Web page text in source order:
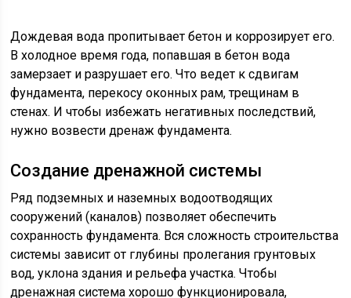
Дождевая вода пропитывает бетон и коррозирует его.
В холодное время года, попавшая в бетон вода
замерзает и разрушает его. Что ведет к сдвигам
фундамента, перекосу оконных рам, трещинам в
стенах. И чтобы избежать негативных последствий,
нужно возвести дренаж фундамента.
Создание дренажной системы
Ряд подземных и наземных водоотводящих
сооружений (каналов) позволяет обеспечить
сохранность фундамента. Вся сложность строительства
системы зависит от глубины пролегания грунтовых
вод, уклона здания и рельефа участка. Чтобы
дренажная система хорошо функционировала,